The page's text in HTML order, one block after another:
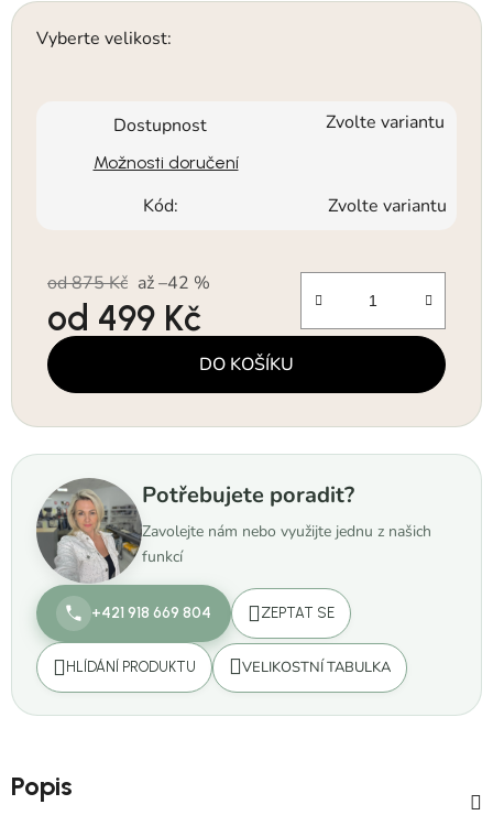
Vyberte velikost:
Dostupnost Zvolte variantu
Možnosti doručení
Kód: Zvolte variantu
od 875 Kč až –42 %
od 499 Kč
Měrná cena: DO KOŠÍKU
Potřebujete poradit?
Zavolejte nám nebo využijte jednu z našich
funkcí
+421 918 669 804 ZEPTAT SE
HLÍDÁNÍ PRODUKTU VELIKOSTNÍ TABULKA
Popis